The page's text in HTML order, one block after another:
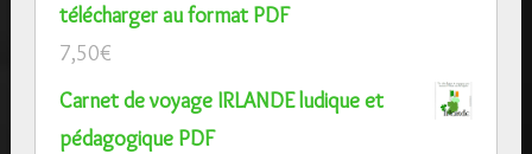
télécharger au format PDF
7,50€
Carnet de voyage IRLANDE ludique et
pédagogique PDF